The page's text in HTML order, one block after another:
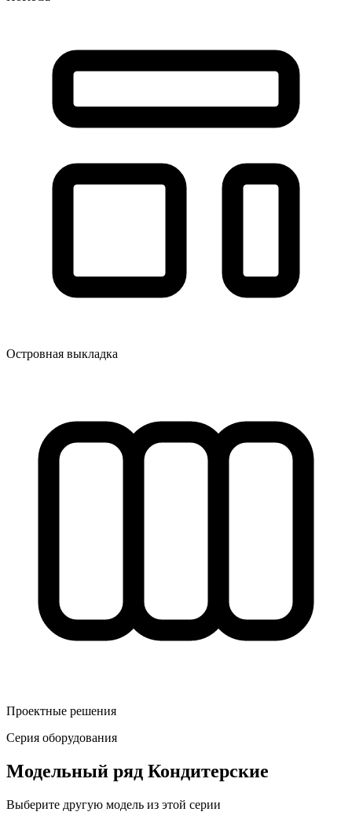
Островная выкладка
Проектные решения
Серия оборудования
Модельный ряд Кондитерские
Выберите другую модель из этой серии